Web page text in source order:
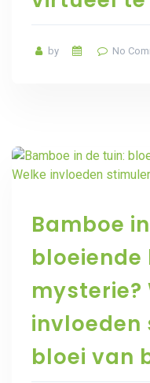
by No
Bamboe
bloeiende
mysterie?
invloeden
bloei van